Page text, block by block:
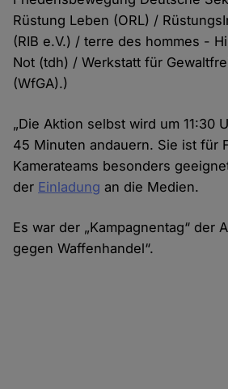
Rüstung Leben (ORL) /
(RIB e.V.) / terre des hommes -
Not (tdh) / Werkstatt für
(WfGA).)
„Die Aktion selbst wird um 11:30
45 Minuten andauern. Sie ist für
Kamerateams besonders
der Einladung an die Medien.
Es war der „Kampagnentag“ der
gegen Waffenhandel“.